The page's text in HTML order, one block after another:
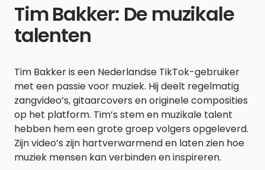
Tim Bakker: De muzikale
talenten
Tim Bakker is een Nederlandse TikTok-gebruiker
met een passie voor muziek. Hij deelt regelmatig
zangvideo’s, gitaarcovers en originele composities
op het platform. Tim’s stem en muzikale talent
hebben hem een ​​grote groep volgers opgeleverd.
Zijn video’s zijn hartverwarmend en laten zien hoe
muziek mensen kan verbinden en inspireren.